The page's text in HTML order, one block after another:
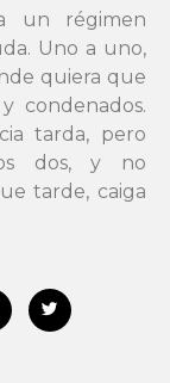
un régimen
Uno a uno,
quiera que
condenados.
tarda, pero
dos, y no
tarde, caiga